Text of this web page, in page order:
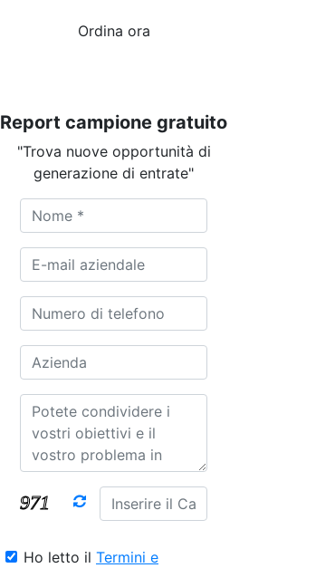
Ordina ora
Report campione gratuito
"Trova nuove opportunità di
generazione di entrate"
Ho letto il Termini e